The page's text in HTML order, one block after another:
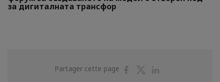
за дигиталната трансфор
Partager cette page
PartagerPartager